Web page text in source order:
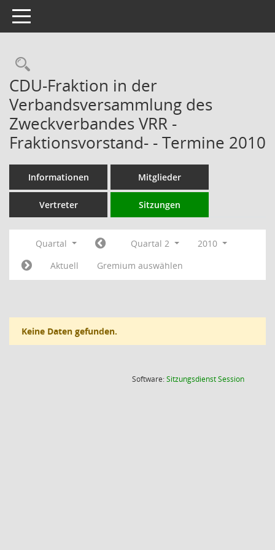
Toggle navigation
Rechercheauswahl
CDU-Fraktion in der
Verbandsversammlung des
Zweckverbandes VRR -
Fraktionsvorstand- - Termine 2010
Informationen Mitglieder
Vertreter Sitzungen
Quartal Quartal 2
2010
Aktuell
Gremium auswählen
Keine Daten gefunden.
Software:SitzungsdienstSession(Wird in